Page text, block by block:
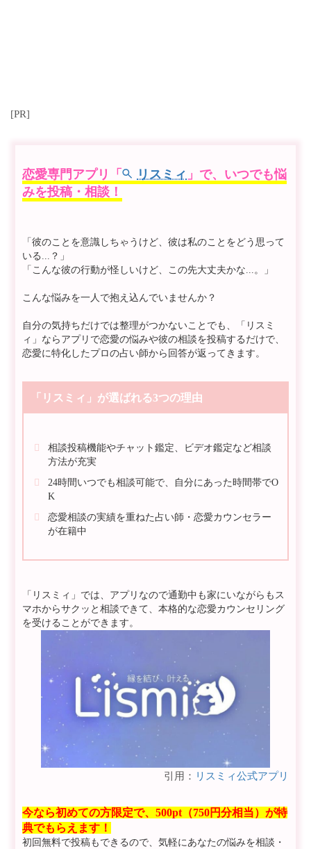
[PR]
恋愛専門アプリ「 リスミィ 」で、いつでも悩
みを投稿・相談！
「彼のことを意識しちゃうけど、彼は私のことをどう思って
いる...？」
「こんな彼の行動が怪しいけど、この先大丈夫かな...。」
こんな悩みを一人で抱え込んでいませんか？
自分の気持ちだけでは整理がつかないことでも、「リスミ
ィ」ならアプリで恋愛の悩みや彼の相談を投稿するだけで、
恋愛に特化したプロの占い師から回答が返ってきます。
「リスミィ」が選ばれる3つの理由
相談投稿機能やチャット鑑定、ビデオ鑑定など相談
方法が充実
24時間いつでも相談可能で、自分にあった時間帯でO
K
恋愛相談の実績を重ねた占い師・恋愛カウンセラー
が在籍中
「リスミィ」では、アプリなので通勤中も家にいながらもス
マホからサクッと相談できて、本格的な恋愛カウンセリング
を受けることができます。
引用： リスミィ公式アプリ
今なら初めての方限定で、500pt（750円分相当）が特
典でもらえます！
初回無料で投稿もできるので、気軽にあなたの悩みを相談・